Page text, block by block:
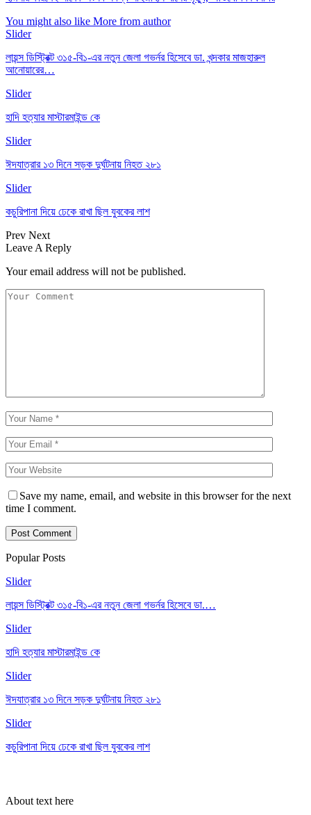
You might also like More from author
Slider
লায়ন্স ডিস্ট্রিক্ট ৩১৫-বি১-এর নতুন জেলা গভর্নর হিসেবে ডা. খন্দকার মাজহারুল
আনোয়ারের…
Slider
হাদি হত্যার মাস্টারমাইন্ড কে
Slider
ঈদযাত্রার ১৩ দিনে সড়ক দুর্ঘটনায় নিহত ২৮১
Slider
কচুরিপানা দিয়ে ঢেকে রাখা ছিল যুবকের লাশ
Prev Next
Leave A Reply
Your email address will not be published.
Save my name, email, and website in this browser for the next
time I comment.
Popular Posts
Slider
লায়ন্স ডিস্ট্রিক্ট ৩১৫-বি১-এর নতুন জেলা গভর্নর হিসেবে ডা.…
Slider
হাদি হত্যার মাস্টারমাইন্ড কে
Slider
ঈদযাত্রার ১৩ দিনে সড়ক দুর্ঘটনায় নিহত ২৮১
Slider
কচুরিপানা দিয়ে ঢেকে রাখা ছিল যুবকের লাশ
About text here